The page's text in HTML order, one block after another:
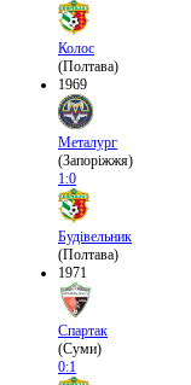
Колос
(Полтава)
1969
Металург
(Запоріжжя)
1:0
Будівельник
(Полтава)
1971
Спартак
(Суми)
0:1